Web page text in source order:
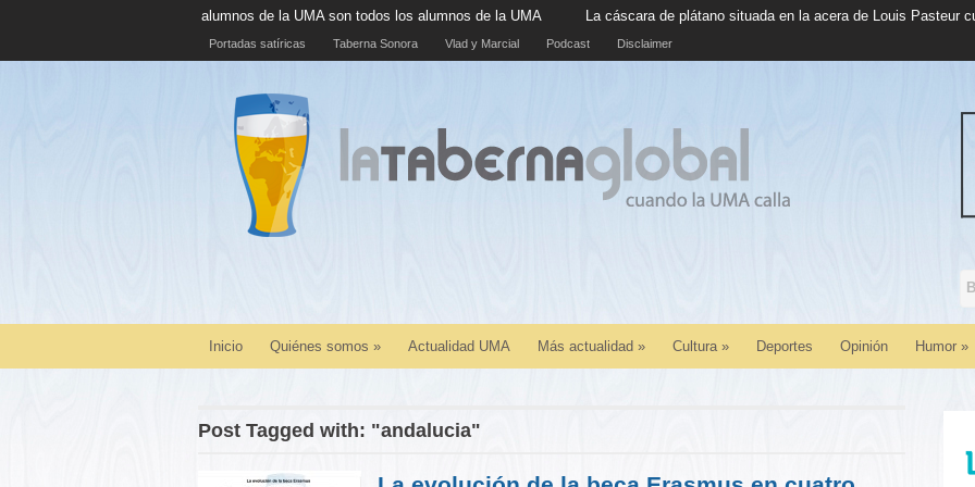
de alumnos de la UMA son todos los alumnos de la UMA La cáscara de plátano situada en la acera de Louis Pasteur cumple cinco años en
Portadas satíricas Taberna Sonora Vlad y Marcial Podcast Disclaimer
Inicio Quiénes somos » Actualidad UMA Más actualidad » Cultura» Deportes Opinión Humor »
Post Tagged with: "andalucia"